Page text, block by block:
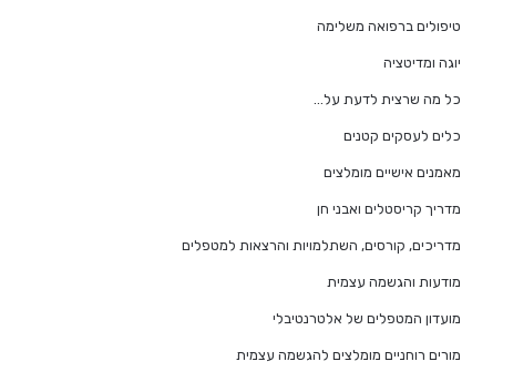
טיפולים ברפואה משלימה
יוגה ומדיטציה
כל מה שרצית לדעת על…
כלים לעסקים קטנים
מאמנים אישיים מומלצים
מדריך קריסטלים ואבני חן
מדריכים, קורסים, השתלמויות והרצאות למטפלים
מודעות והגשמה עצמית
מועדון המטפלים של אלטרנטיבלי
מורים רוחניים מומלצים להגשמה עצמית